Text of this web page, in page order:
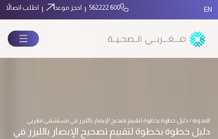
EN
600 562222
| احجز موعد | اطلب اتصالاً
المدونة / دليل خطوة بخطوة لتقييم تصحيح الإبصار بالليزر في مستشفى مغربي
دليل خطوة بخطوة لتقييم تصحيح الإبصار بالليزر في